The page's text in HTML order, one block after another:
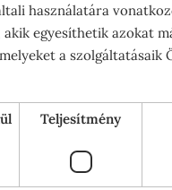
gépet, milyen
is lehet egy
használatára
egyesíthetik azokat
a
Teljesítmény